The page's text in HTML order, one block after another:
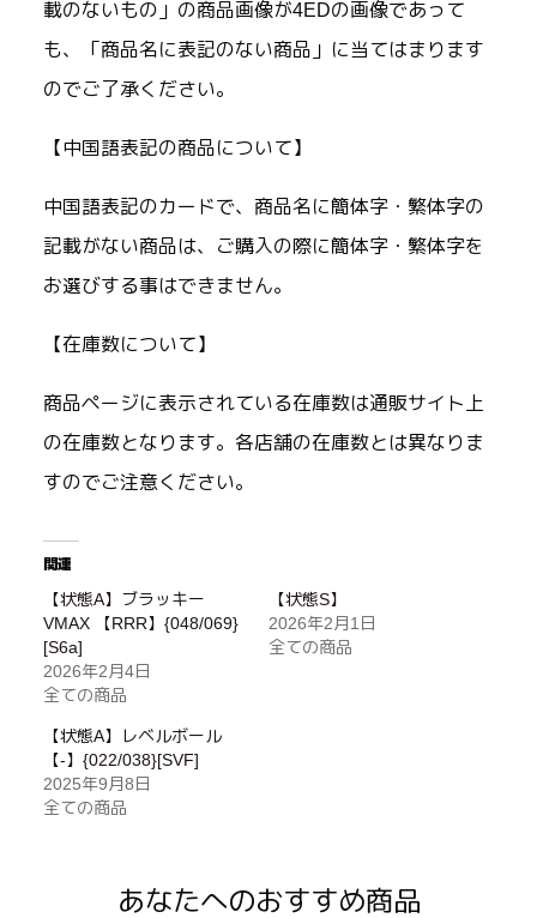
載のないもの」の商品画像が4EDの画像であって
も、「商品名に表記のない商品」に当てはまります
のでご了承ください。
【中国語表記の商品について】
中国語表記のカードで、商品名に簡体字・繁体字の
記載がない商品は、ご購入の際に簡体字・繁体字を
お選びする事はできません。
【在庫数について】
商品ページに表示されている在庫数は通販サイト上
の在庫数となります。各店舗の在庫数とは異なりま
すのでご注意ください。
関連
【状態A】ブラッキー
VMAX 【RRR】{048/069}
[S6a]
2026年2月4日
全ての商品
【状態S】
2026年2月1日
全ての商品
【状態A】レベルボール
【-】{022/038}[SVF]
2025年9月8日
全ての商品
あなたへのおすすめ商品